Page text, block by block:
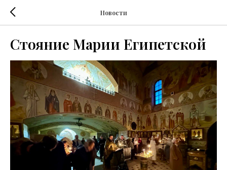
Новости
Стояние Марии Египетской